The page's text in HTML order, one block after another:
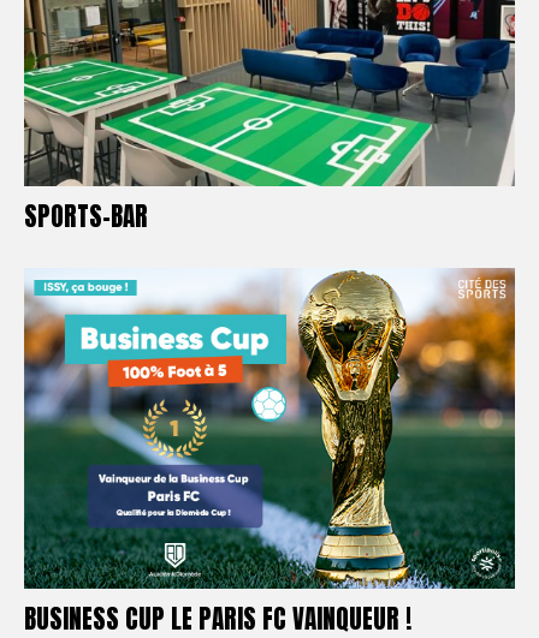
SPORTS-BAR
BUSINESS CUP LE PARIS FC VAINQUEUR !